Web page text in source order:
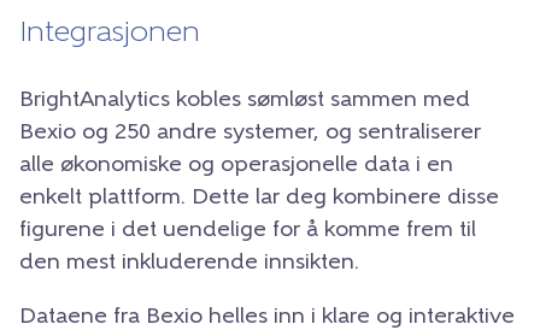
Integrasjonen
BrightAnalytics kobles sømløst sammen med
Bexio og 250 andre systemer, og sentraliserer
alle økonomiske og operasjonelle data i en
enkelt plattform. Dette lar deg kombinere disse
figurene i det uendelige for å komme frem til
den mest inkluderende innsikten.
Dataene fra Bexio helles inn i klare og interaktive